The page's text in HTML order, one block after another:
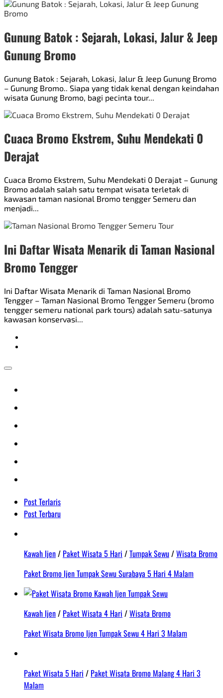
Gunung Batok : Sejarah, Lokasi, Jalur & Jeep
Gunung Bromo
Gunung Batok : Sejarah, Lokasi, Jalur & Jeep Gunung Bromo
– Gunung Bromo.. Siapa yang tidak kenal dengan keindahan
wisata Gunung Bromo, bagi pecinta tour...
Cuaca Bromo Ekstrem, Suhu Mendekati 0
Derajat
Cuaca Bromo Ekstrem, Suhu Mendekati 0 Derajat – Gunung
Bromo adalah salah satu tempat wisata terletak di
kawasan taman nasional Bromo tengger Semeru dan
menjadi...
Ini Daftar Wisata Menarik di Taman Nasional
Bromo Tengger
Ini Daftar Wisata Menarik di Taman Nasional Bromo
Tengger – Taman Nasional Bromo Tengger Semeru (bromo
tengger semeru national park tours) adalah satu-satunya
kawasan konservasi...
Post Terlaris
Post Terbaru
Kawah Ijen/ Paket Wisata 5 Hari /Tumpak Sewu/Wisata Bromo
Paket Bromo Ijen Tumpak Sewu Surabaya 5 Hari 4 Malam
Kawah Ijen/ Paket Wisata 4 Hari /Wisata Bromo
Paket Wisata Bromo Ijen Tumpak Sewu 4 Hari 3 Malam
Paket Wisata 5 Hari / Paket Wisata Bromo Malang 4 Hari 3
Malam